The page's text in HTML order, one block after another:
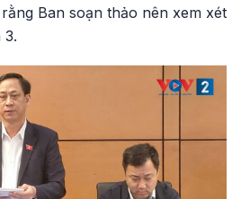
Ban soạn thảo nên xem xét
3.